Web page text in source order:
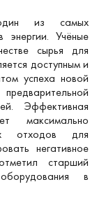
из самых
энергии. Учёные
сырья для
доступным и
успеха новой
Эффективная
максимально
отходов для
негативное
старший
в